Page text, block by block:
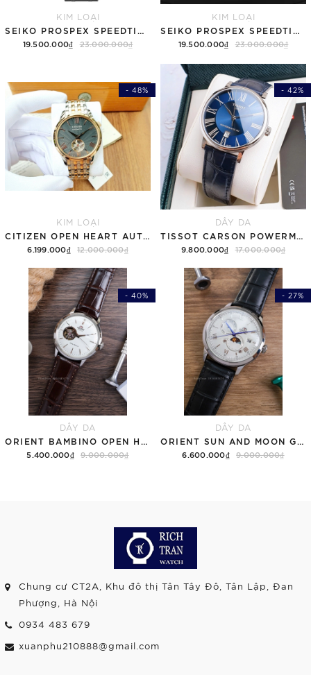
KIM LOẠI
19.500.000₫ 23.000.000₫
KIM LOẠI
19.500.000₫ 23.000.000₫
- 48%
KIM LOẠI
6.199.000₫ 12.000.000₫
- 42%
DÂY DA
9.800.000₫ 17.000.000₫
- 40%
DÂY DA
5.400.000₫ 9.000.000₫
- 27%
DÂY DA
6.600.000₫ 9.000.000₫
Chung cư CT2A, Khu đô thị Tân Tây Đô, Tân Lập, Đan
Phượng, Hà Nội
0934 483 679
xuanphu210888@gmail.com